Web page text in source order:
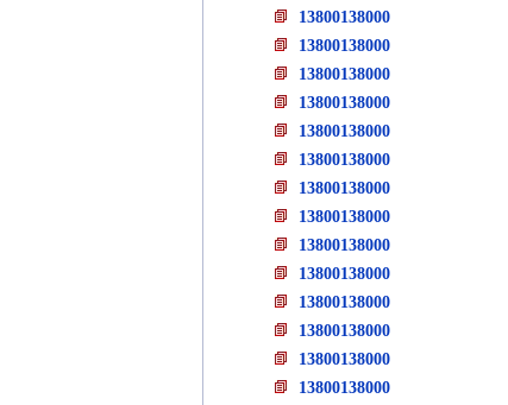
13800138000
13800138000
13800138000
13800138000
13800138000
13800138000
13800138000
13800138000
13800138000
13800138000
13800138000
13800138000
13800138000
13800138000